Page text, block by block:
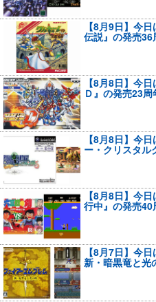
【8月9日】今
伝説』の発売36
【8月8日】今
Ｄ』の発売23周
【8月8日】今
ー・クリスタル
【8月8日】今
行中』の発売40
【8月7日】今
新・暗黒竜と光